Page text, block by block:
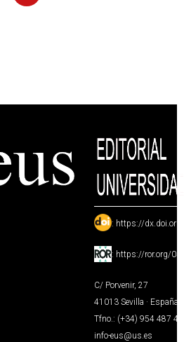
: https://
: https://ror.org/
C/ Porvenir, 27
41013 Sevilla · España
Tfno.: (+34) 954 487
info-eus@us.es